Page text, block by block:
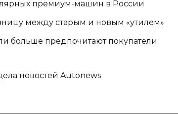
премиум-машин в России
между старым и новым «утилем»
больше предпочитают покупатели
новостей Autonews